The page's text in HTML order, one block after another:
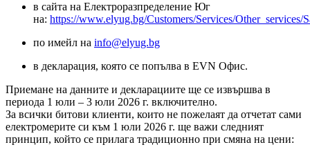
в сайта на Електроразпределение Юг
на: https://www.elyug.bg/Customers/Services/Other_services/
по имейл на info@elyug.bg
в декларация, която се попълва в EVN Офис.
Приемане на данните и декларациите ще се извършва в
периода 1 юли – 3 юли 2026 г. включително.
За всички битови клиенти, които не пожелаят да отчетат сами
електромерите си към 1 юли 2026 г. ще важи следният
принцип, който се прилага традиционно при смяна на цени: